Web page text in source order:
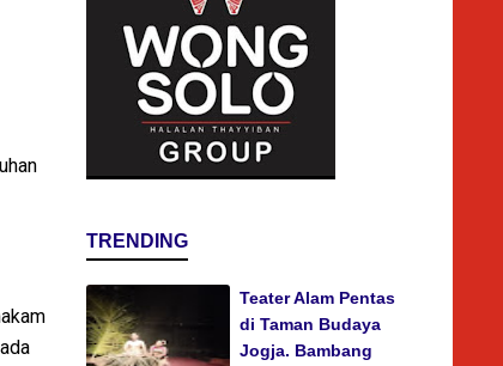
TRENDING
Teater Alam Pentas
di Taman Budaya
Jogja. Bambang